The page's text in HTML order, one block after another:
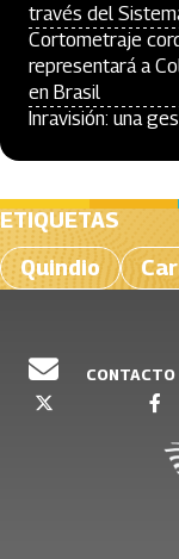
través del
Cortometraje
representará a
en Brasil
Inravisión: una
ETIQUETAS
Quindio
CONTACTO